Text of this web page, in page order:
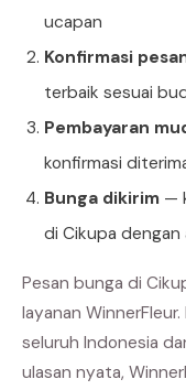
ucapan
Konfirmasi
terbaik sesuai
Pembayaran
konfirmasi
Bunga dikirim —
di Cikupa dengan
Pesan bunga di
layanan
seluruh Indonesia
ulasan nyata,